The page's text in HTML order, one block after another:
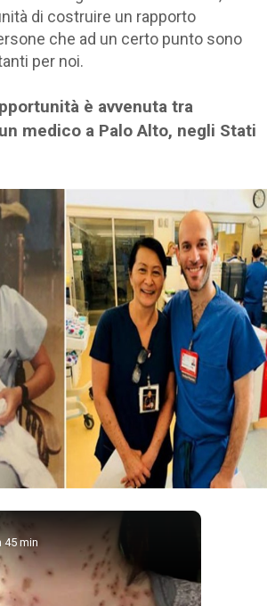
di costruire un rapporto
che ad un certo punto sono
per noi.
è avvenuta tra
medico a Palo Alto, negli Stati
45 min